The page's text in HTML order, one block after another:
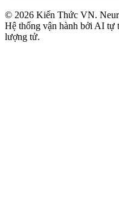
© 2026 Kiến Thức VN.
Hệ thống vận hành bởi AI tự
lượng tử.